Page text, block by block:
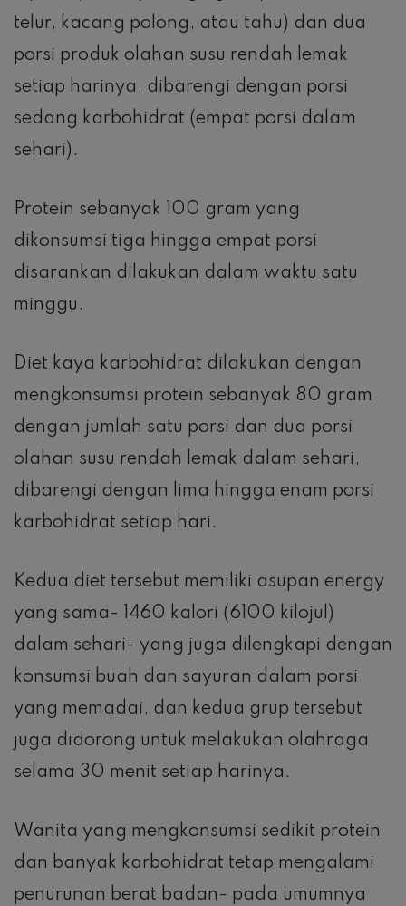
telur, kacang polong, atau tahu) dan dua
porsi produk olahan susu rendah lemak
setiap harinya, dibarengi dengan porsi
sedang karbohidrat (empat porsi dalam
sehari).
Protein sebanyak 100 gram yang
dikonsumsi tiga hingga empat porsi
disarankan dilakukan dalam waktu satu
minggu.
Diet kaya karbohidrat dilakukan dengan
mengkonsumsi protein sebanyak 80 gram
dengan jumlah satu porsi dan dua porsi
olahan susu rendah lemak dalam sehari,
dibarengi dengan lima hingga enam porsi
karbohidrat setiap hari.
Kedua diet tersebut memiliki asupan energy
yang sama- 1460 kalori (6100 kilojul)
dalam sehari- yang juga dilengkapi dengan
konsumsi buah dan sayuran dalam porsi
yang memadai, dan kedua grup tersebut
juga didorong untuk melakukan olahraga
selama 30 menit setiap harinya.
Wanita yang mengkonsumsi sedikit protein
dan banyak karbohidrat tetap mengalami
penurunan berat badan- pada umumnya